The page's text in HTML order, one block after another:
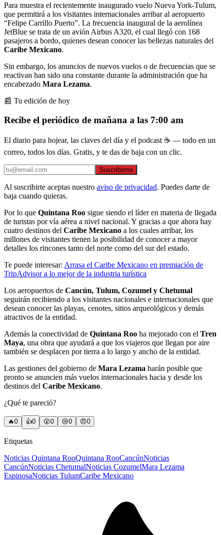
Para muestra el recientemente inaugurado vuelo Nueva York-Tulum,
que permitirá a los visitantes internacionales arribar al aeropuerto
“Felipe Carrillo Puerto”. La frecuencia inaugural de la aerolínea
JetBlue se trata de un avión Airbus A320, el cual llegó con 168
pasajeros a bordo, quienes desean conocer las bellezas naturales del
Caribe Mexicano.
Sin embargo, los anuncios de nuevos vuelos o de frecuencias que se
reactivan han sido una constante durante la administración que ha
encabezado Mara Lezama.
📰 Tu edición de hoy
Recibe el periódico de mañana a las 7:00 am
El diario para hojear, las claves del día y el podcast ☕ — todo en un
correo, todos los días. Gratis, y te das de baja con un clic.
Suscribirme
Al suscribirte aceptas nuestro aviso de privacidad. Puedes darte de
baja cuando quieras.
Por lo que Quintana Roo sigue siendo el líder en materia de llegada
de turistas por vía aérea a nivel nacional. Y gracias a que ahora hay
cuatro destinos del Caribe Mexicano a los cuales arribar, los
millones de visitantes tienen la posibilidad de conocer a mayor
detalles los rincones tanto del norte como del sur del estado.
Te puede interesar: Arrasa el Caribe Mexicano en premiación de
TripAdvisor a lo mejor de la industria turística
Los aeropuertos de Cancún, Tulum, Cozumel y Chetumal
seguirán recibiendo a los visitantes nacionales e internacionales que
desean conocer las playas, cenotes, sitios arqueológicos y demás
atractivos de la entidad.
Además la conectividad de Quintana Roo ha mejorado con el Tren
Maya, una obra que ayudará a que los viajeros que llegan por aire
también se desplacen por tierra a lo largo y ancho de la entidad.
Las gestiones del gobierno de Mara Lezama harán posible que
pronto se anuncien más vuelos internacionales hacia y desde los
destinos del Caribe Mexicano.
¿Qué te pareció?
🔥0 👍0 😲0 😢0 😠0
Etiquetas
Noticias Quintana RooQuintana RooCancúnNoticias
CancúnNoticias ChetumalNoticias CozumelMara Lezama
EspinosaNoticias TulumCaribe Mexicano